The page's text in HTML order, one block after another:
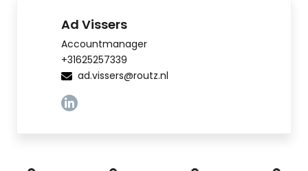
Ad Vissers
Accountmanager
+31625257339
ad.vissers@routz.nl
Linkedin